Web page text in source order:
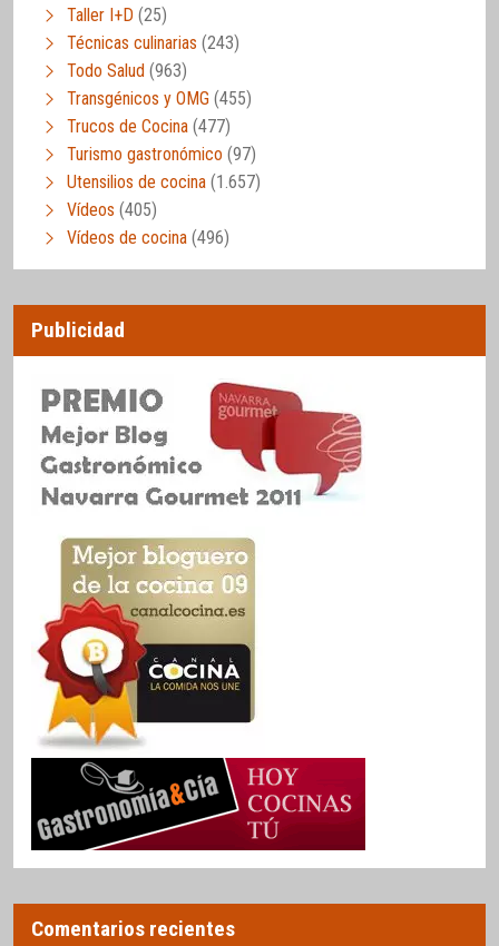
Taller I+D (25)
Técnicas culinarias (243)
Todo Salud (963)
Transgénicos y OMG (455)
Trucos de Cocina (477)
Turismo gastronómico (97)
Utensilios de cocina (1.657)
Vídeos (405)
Vídeos de cocina (496)
Publicidad
Comentarios recientes